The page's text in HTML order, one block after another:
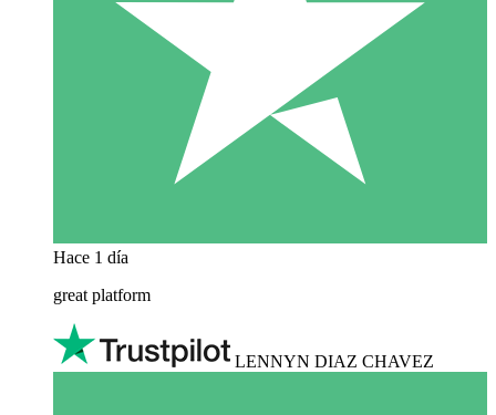
Hace 1 día
great platform
LENNYN DIAZ CHAVEZ